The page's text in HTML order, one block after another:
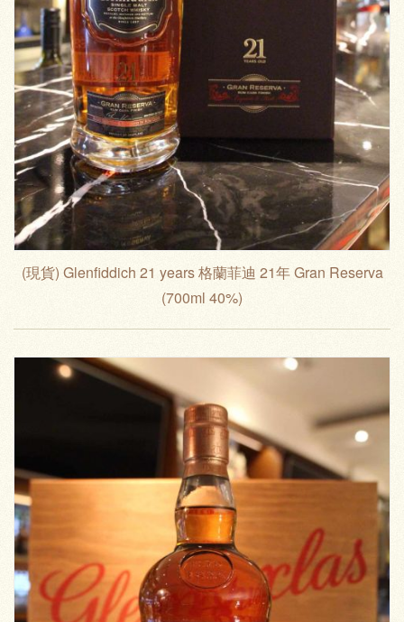
(現貨) Glenfiddich 21 years 格蘭菲迪 21年 Gran Reserva
(700ml 40%)